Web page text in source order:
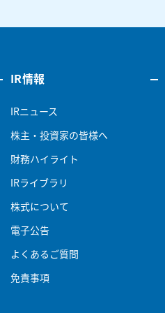
IR情報
IRニュース
株主・投資家の皆様へ
財務ハイライト
IRライブラリ
株式について
電子公告
よくあるご質問
免責事項